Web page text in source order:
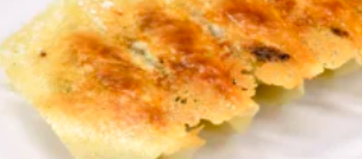
カテゴリーから探す
SPECIAL